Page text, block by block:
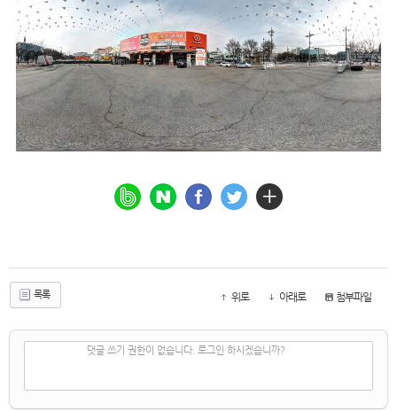
목록 위로 아래로 첨부파일
댓글 쓰기 권한이 없습니다. 로그인 하시겠습니까?